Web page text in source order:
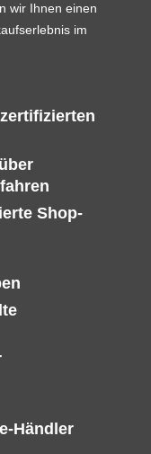
wir Ihnen einen
im
Shop-
Händler